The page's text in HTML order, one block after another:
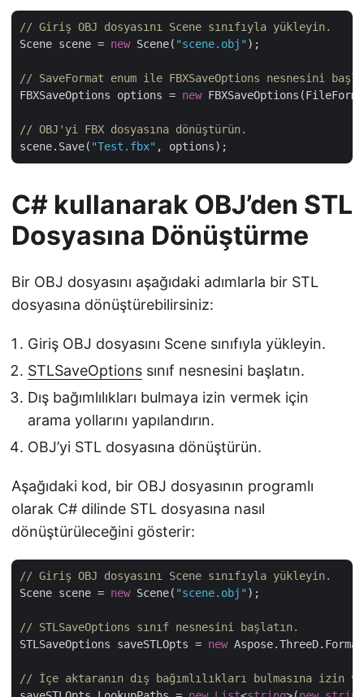
// Giriş OBJ dosyasını Scene sınıfıyla yükleyin.
Scene scene = new Scene( "scene.obj" );
// SaveFormat enum ile FBXSaveOptions nesnesini
FBXSaveOptions options = new
// OBJ'yi FBX dosyasına dönüştürün.
scene.Save( "Test.fbx"
C# kullanarak OBJ’den STL
Dosyasına Dönüştürme
Bir OBJ dosyasını aşağıdaki adımlarla bir STL
dosyasına dönüştürebilirsiniz:
Giriş OBJ dosyasını Scene sınıfıyla yükleyin.
STLSaveOptions sınıf nesnesini başlatın.
Dış bağımlılıkları bulmaya izin vermek için
arama yollarını yapılandırın.
OBJ’yi STL dosyasına dönüştürün.
Aşağıdaki kod, bir OBJ dosyasının programlı
olarak C# dilinde STL dosyasına nasıl
dönüştürüleceğini gösterir:
// Giriş OBJ dosyasını Scene sınıfıyla yükleyin.
Scene scene = new Scene( "scene.obj" );
// STLSaveOptions sınıf nesnesini başlatın.
STLSaveOptions saveSTLOpts = new
// İçe aktaranın dış bağımlılıkları bulmasına izin